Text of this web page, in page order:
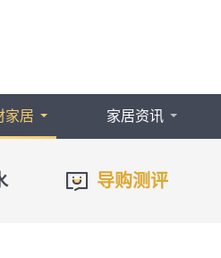
家居 家居资讯
导购测评